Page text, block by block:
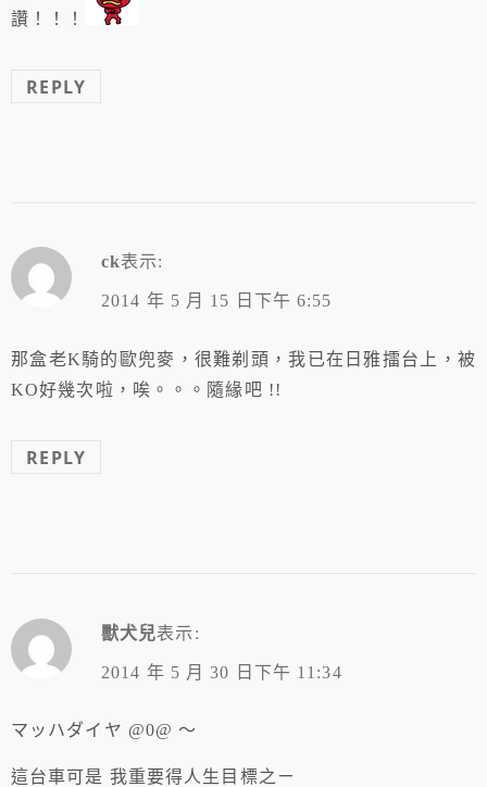
讚！！！
REPLY
ck表示:
2014 年 5 月 15 日下午 6:55
那盒老K騎的歐兜麥，很難剃頭，我已在日雅擂台上，被
KO好幾次啦，唉。。。隨緣吧 !!
REPLY
獸犬兒表示:
2014 年 5 月 30 日下午 11:34
マッハダイヤ @0@ ～
這台車可是 我重要得人生目標之ㄧ